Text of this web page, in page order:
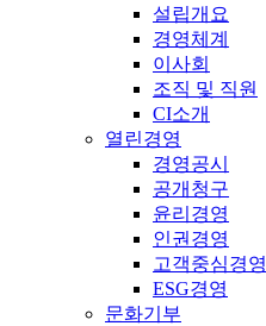
설립개요
경영체계
이사회
조직 및 직원
CI소개
열린경영
경영공시
공개청구
윤리경영
인권경영
고객중심경영
ESG경영
문화기부